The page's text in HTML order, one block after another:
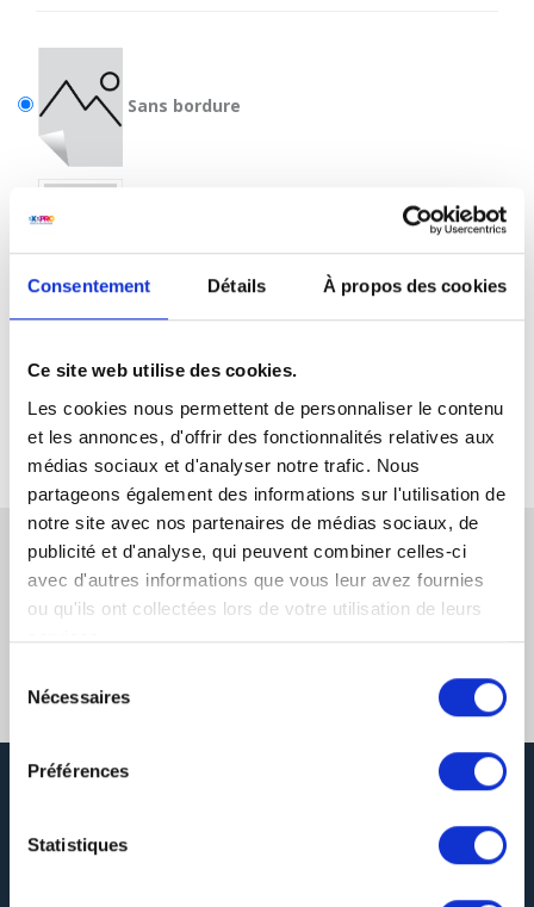
Consentement Détails À propos des cookies
Ce site web utilise des cookies.
Les cookies nous permettent de personnaliser le contenu
et les annonces, d'offrir des fonctionnalités relatives aux
médias sociaux et d'analyser notre trafic. Nous
partageons également des informations sur l'utilisation de
notre site avec nos partenaires de médias sociaux, de
publicité et d'analyse, qui peuvent combiner celles-ci
avec d'autres informations que vous leur avez fournies
ou qu'ils ont collectées lors de votre utilisation de leurs
services.
Nécessaires
Préférences
Statistiques
Sans bordure